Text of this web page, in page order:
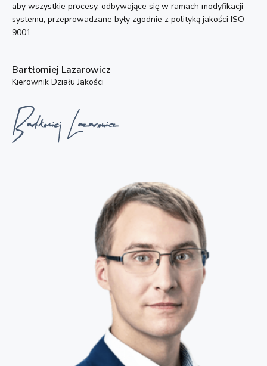
aby wszystkie procesy, odbywające się w ramach modyfikacji
systemu, przeprowadzane były zgodnie z polityką jakości ISO
9001.
Bartłomiej Lazarowicz
Kierownik Działu Jakości